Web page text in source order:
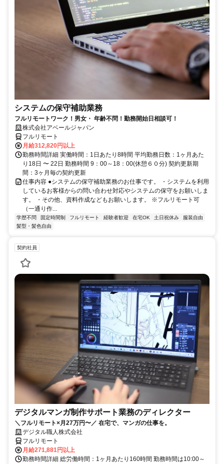
システムの保守補助業務
フルリモートワーク！男女・ 年齢不問！勤務開始日相談可！
株式会社アベールジャパン
フルリモート
月給312,820円以上
勤務時間詳細 実働時間：1日あたり8時間 平均勤務日数：1ヶ月あた
り18日 〜 22日 勤務時間 9：00～18：00(休憩６０分) 契約更新期
間：3ヶ月毎の契約更新
仕事内容 ●システムの保守補助業務のお仕事です。 ・システムを利用
しているお客様からの問い合わせ対応やシステムの保守をお願いしま
す。 ・その他、資料作成などもお願いします。 ※フルリモート可
（一通り作...
学歴不問 固定時間制 フルリモート 経験者歓迎 在宅OK 土日祝休み
服装自由
髪型・髪色自由
契約社員
デジタルマンガ制作サポート業務のディレクター
＼フルリモート×月27万円〜／ 在宅で、マンガの仕事を。
デジタル職人株式会社
フルリモート
月給271,881円以上
勤務時間詳細 総労働時間：1ヶ月あたり160時間 勤務時間は10:00～